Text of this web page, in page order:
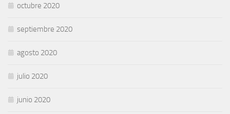
octubre 2020
septiembre 2020
agosto 2020
julio 2020
junio 2020